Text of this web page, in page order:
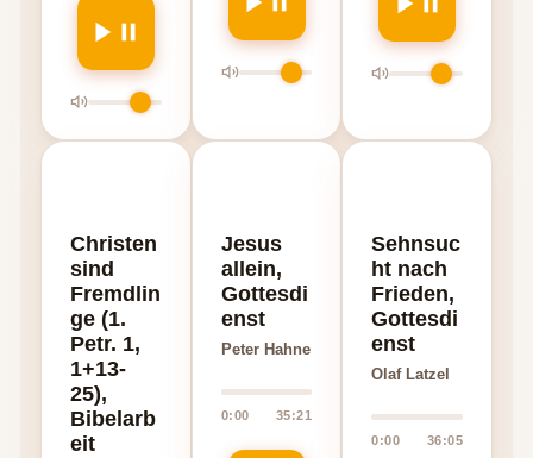
Christen
sind
Fremdlin
ge (1.
Petr. 1,
1+13-
25),
Bibelarb
eit
Jesus
allein,
Gottesdi
enst
Peter Hahne
0:00 35:21
Sehnsuc
ht nach
Frieden,
Gottesdi
enst
Olaf Latzel
0:00 36:05